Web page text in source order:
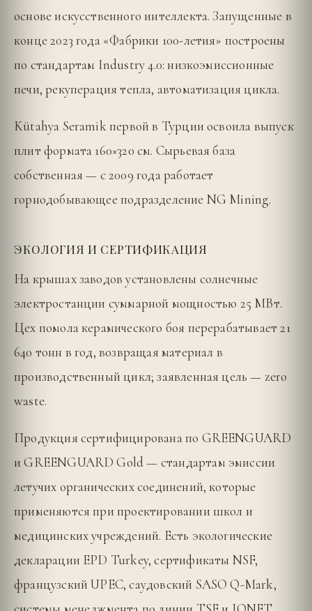
основе искусственного интеллекта. Запущенные в
конце 2023 года «Фабрики 100-летия» построены
по стандартам Industry 4.0: низкоэмиссионные
печи, рекуперация тепла, автоматизация цикла.
Kütahya Seramik первой в Турции освоила выпуск
плит формата 160×320 см. Сырьевая база
собственная — с 2009 года работает
горнодобывающее подразделение NG Mining.
ЭКОЛОГИЯ И СЕРТИФИКАЦИЯ
На крышах заводов установлены солнечные
электростанции суммарной мощностью 25 МВт.
Цех помола керамического боя перерабатывает 21
640 тонн в год, возвращая материал в
производственный цикл; заявленная цель — zero
waste.
Продукция сертифицирована по GREENGUARD
и GREENGUARD Gold — стандартам эмиссии
летучих органических соединений, которые
применяются при проектировании школ и
медицинских учреждений. Есть экологические
декларации EPD Turkey, сертификаты NSF,
французский UPEC, саудовский SASO Q-Mark,